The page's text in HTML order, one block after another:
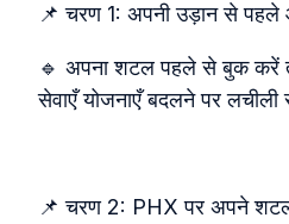
📌 चरण 1: अपनी उड़ान से पहले
🔹 अपना शटल पहले से बुक करें
सेवाएँ योजनाएँ बदलने पर लचीली
📌 चरण 2: PHX पर अपने